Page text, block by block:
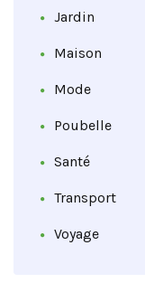
Jardin
Maison
Mode
Poubelle
Santé
Transport
Voyage